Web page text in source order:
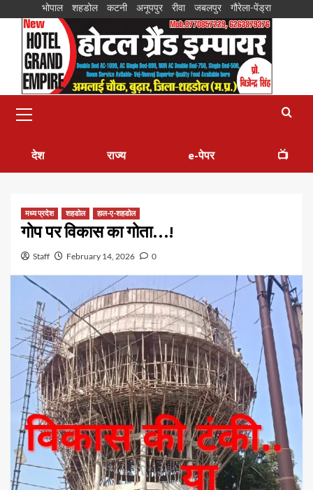
भोपाल शहडोल कटनी अनूपपुर रीवा जबलपुर गौरेला-पेंड्रा
देश राज्य e-पेपर 📺
मध्य प्रदेश शहडोल हाल-ए-शहडोल
गोप पर विकास का गोता…!
Staff February 14, 2026 0